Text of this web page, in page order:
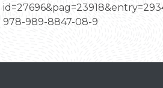
978-989-8847-08-9